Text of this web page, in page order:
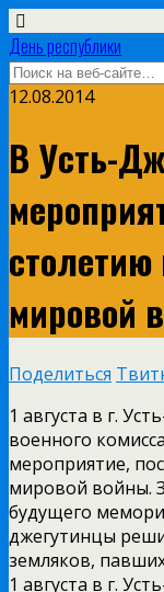
День республики
12.08.2014
В Усть-
мировой
Поделиться
1 августа в г.
военного
мероприятие,
мировой войны.
будущего
джегутинцы
земляков,
1 августа в г.